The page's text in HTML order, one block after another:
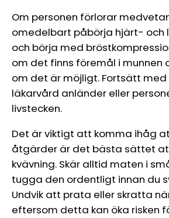
Om personen förlorar
omedelbart påbörja hjärt- och
och börja med
om det finns föremål i munnen
om det är möjligt. Fortsätt med
läkarvård anländer eller
livstecken.
Det är viktigt att komma ihåg
åtgärder är det bästa sättet
kvävning. Skär alltid maten i
tugga den ordentligt innan du
Undvik att prata eller skratta
eftersom detta kan öka risken